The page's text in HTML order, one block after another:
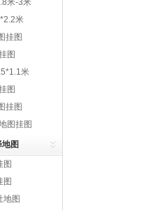
米-3米
米
挂图
图
米
图
挂图
图挂图
图
图
图
地图